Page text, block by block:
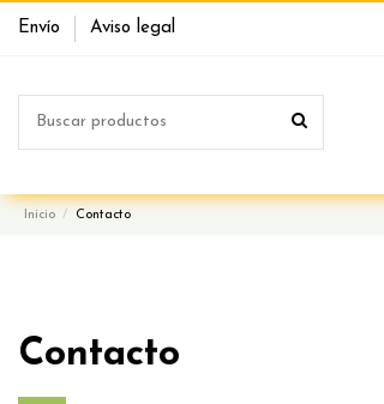
Envío Aviso legal
Inicio Contacto
Contacto